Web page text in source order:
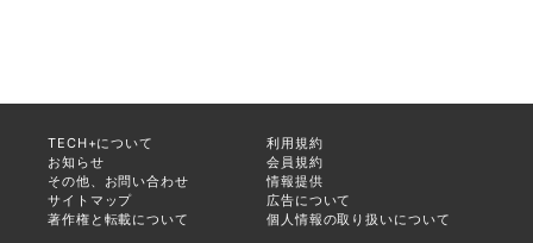
TECH+について
利用規約
お知らせ
会員規約
その他、お問い合わせ
情報提供
サイトマップ
広告について
著作権と転載について
個人情報の取り扱いについて